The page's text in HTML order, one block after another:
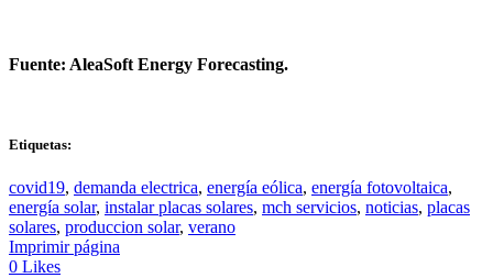
Fuente: AleaSoft Energy Forecasting.
Etiquetas:
covid19, demanda electrica, energía eólica, energía fotovoltaica,
energía solar, instalar placas solares, mch servicios, noticias, placas
solares, produccion solar, verano
Imprimir página
0 Likes